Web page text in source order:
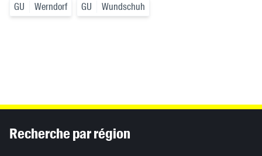
GU Werndorf GU Wundschuh
Recherche par région